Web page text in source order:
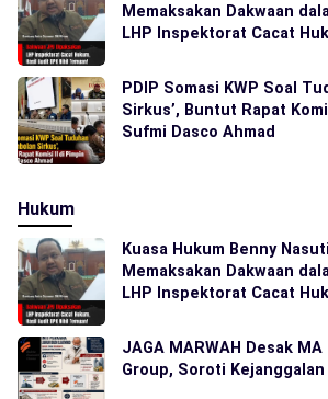
Memaksakan Dakwaan
LHP Inspektorat Cacat
PDIP Somasi KWP Soal
Sirkus’, Buntut Rapat
Sufmi Dasco Ahmad
Hukum
Kuasa Hukum Benny
Memaksakan Dakwaan
LHP Inspektorat Cacat
JAGA MARWAH Desak
Group, Soroti Kejanggalan